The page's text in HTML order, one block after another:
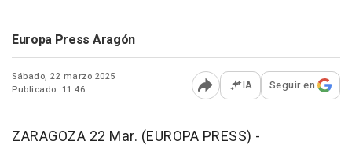
Europa Press Aragón
Sábado, 22 marzo 2025
Publicado: 11:46
Abrir opciones para
IA Seguir en
ZARAGOZA 22 Mar. (EUROPA PRESS) -